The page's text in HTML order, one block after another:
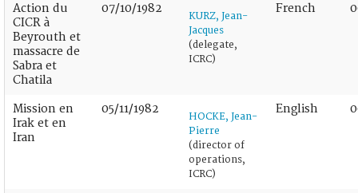
Action du
CICR à
Beyrouth et
massacre de
Sabra et
Chatila
07/10/1982
KURZ, Jean-
Jacques
(delegate,
ICRC)
French
Mission en
Irak et en
Iran
05/11/1982
HOCKE, Jean-
Pierre
(director of
operations,
ICRC)
English